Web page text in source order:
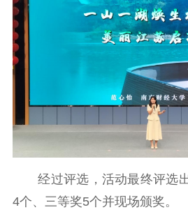
扫黄打非
电影工作
电影创作
机关党建
文化人才
紫金人才
经过评选，活动最终评选
4个、三等奖5个并现场颁奖。